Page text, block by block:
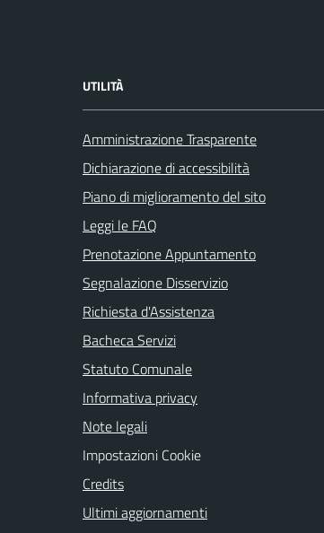
UTILITÀ
Amministrazione Trasparente
Dichiarazione di accessibilità
Piano di miglioramento del sito
Leggi le FAQ
Prenotazione Appuntamento
Segnalazione Disservizio
Richiesta d'Assistenza
Bacheca Servizi
Statuto Comunale
Informativa privacy
Note legali
Impostazioni Cookie
Credits
Ultimi aggiornamenti